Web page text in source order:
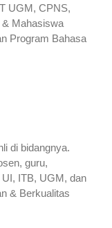
UGM, CPNS,
& Mahasiswa
Program Bahasa
di bidangnya.
guru,
ITB, UGM, dan
& Berkualitas